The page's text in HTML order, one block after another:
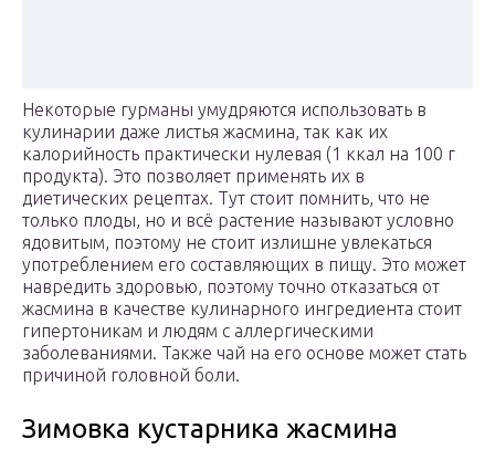
Некоторые гурманы умудряются использовать в
кулинарии даже листья жасмина, так как их
калорийность практически нулевая (1 ккал на 100 г
продукта). Это позволяет применять их в
диетических рецептах. Тут стоит помнить, что не
только плоды, но и всё растение называют условно
ядовитым, поэтому не стоит излишне увлекаться
употреблением его составляющих в пищу. Это может
навредить здоровью, поэтому точно отказаться от
жасмина в качестве кулинарного ингредиента стоит
гипертоникам и людям с аллергическими
заболеваниями. Также чай на его основе может стать
причиной головной боли.
Зимовка кустарника жасмина